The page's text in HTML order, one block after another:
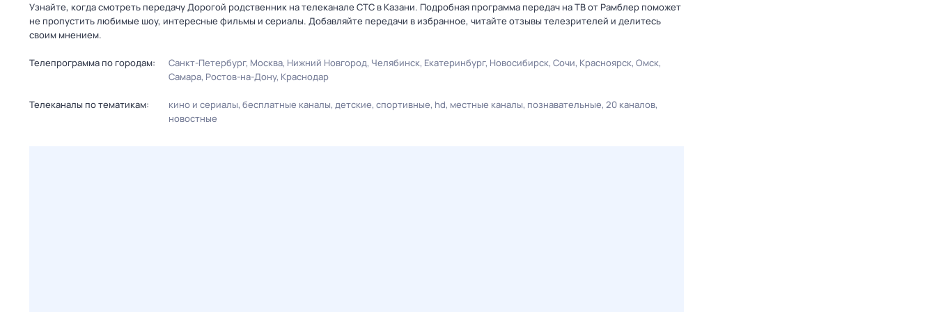
Узнайте, когда смотреть передачу Дорогой родственник на телеканале СТС в Казани. Подробная программа передач на ТВ от Рамблер поможет
не пропустить любимые шоу, интересные фильмы и сериалы. Добавляйте передачи в избранное, читайте отзывы телезрителей и делитесь
своим мнением.
Телепрограмма по городам: Санкт-Петербург Москва Нижний Новгород Челябинск Екатеринбург Новосибирск Сочи Красноярск Омск
Самара Ростов-на-Дону Краснодар
Телеканалы по тематикам: кино и сериалы бесплатные каналы детские спортивные hd местные каналы познавательные 20 каналов
новостные